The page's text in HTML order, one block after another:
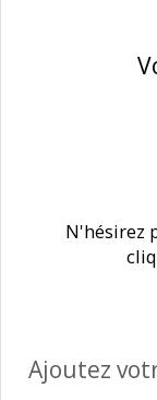
N'hésirez
Ajoutez